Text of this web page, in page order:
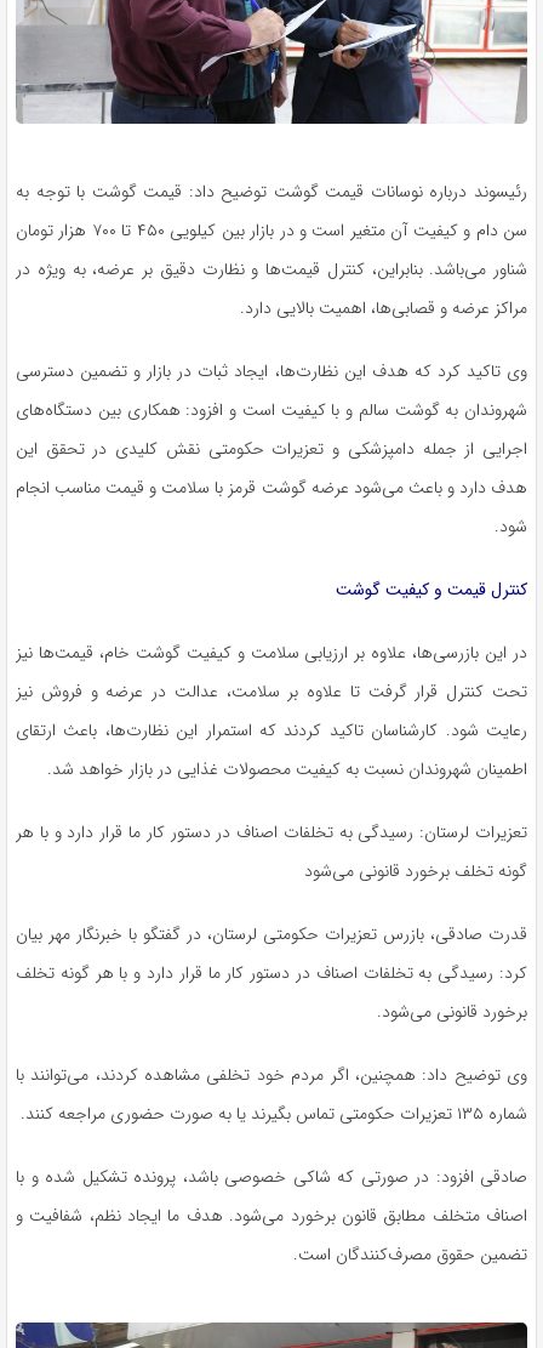
رئیسوند درباره نوسانات قیمت گوشت توضیح داد: قیمت گوشت با توجه به
سن دام و کیفیت آن متغیر است و در بازار بین کیلویی ۴۵۰ تا ۷۰۰ هزار تومان
شناور می‌باشد. بنابراین، کنترل قیمت‌ها و نظارت دقیق بر عرضه، به ویژه در
مراکز عرضه و قصابی‌ها، اهمیت بالایی دارد.
وی تاکید کرد که هدف این نظارت‌ها، ایجاد ثبات در بازار و تضمین دسترسی
شهروندان به گوشت سالم و با کیفیت است و افزود: همکاری بین دستگاه‌های
اجرایی از جمله دامپزشکی و تعزیرات حکومتی نقش کلیدی در تحقق این
هدف دارد و باعث می‌شود عرضه گوشت قرمز با سلامت و قیمت مناسب انجام
شود.
کنترل قیمت و کیفیت گوشت
در این بازرسی‌ها، علاوه بر ارزیابی سلامت و کیفیت گوشت خام، قیمت‌ها نیز
تحت کنترل قرار گرفت تا علاوه بر سلامت، عدالت در عرضه و فروش نیز
رعایت شود. کارشناسان تاکید کردند که استمرار این نظارت‌ها، باعث ارتقای
اطمینان شهروندان نسبت به کیفیت محصولات غذایی در بازار خواهد شد.
تعزیرات لرستان: رسیدگی به تخلفات اصناف در دستور کار ما قرار دارد و با هر
گونه تخلف برخورد قانونی می‌شود
قدرت صادقی، بازرس تعزیرات حکومتی لرستان، در گفتگو با خبرنگار مهر بیان
کرد: رسیدگی به تخلفات اصناف در دستور کار ما قرار دارد و با هر گونه تخلف
برخورد قانونی می‌شود.
وی توضیح داد: همچنین، اگر مردم خود تخلفی مشاهده کردند، می‌توانند با
شماره ۱۳۵ تعزیرات حکومتی تماس بگیرند یا به صورت حضوری مراجعه کنند.
صادقی افزود: در صورتی که شاکی خصوصی باشد، پرونده تشکیل شده و با
اصناف متخلف مطابق قانون برخورد می‌شود. هدف ما ایجاد نظم، شفافیت و
تضمین حقوق مصرف‌کنندگان است.